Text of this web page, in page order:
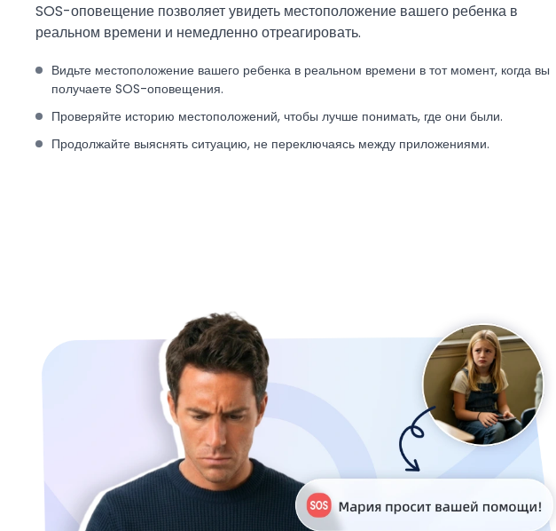
SOS-оповещение позволяет увидеть местоположение вашего ребенка в
реальном времени и немедленно отреагировать.
Видьте местоположение вашего ребенка в реальном времени в тот момент, когда вы
получаете SOS-оповещения.
Проверяйте историю местоположений, чтобы лучше понимать, где они были.
Продолжайте выяснять ситуацию, не переключаясь между приложениями.